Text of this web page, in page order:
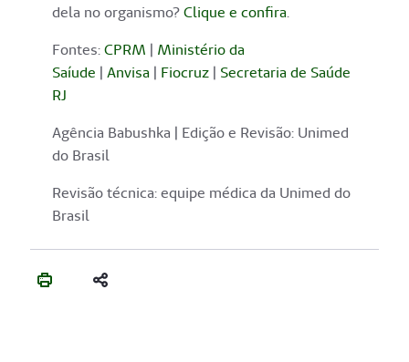
dela no organismo?Clique e confira.
Fontes:CPRM | Ministério da
Saíude | Anvisa | Fiocruz | Secretaria de Saúde
RJ
Agência Babushka | Edição e Revisão: Unimed
do Brasil
Revisão técnica: equipe médica da Unimed do
Brasil